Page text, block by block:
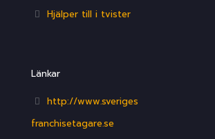
Hjälper till i tvister
Länkar
http://www.sveriges
franchisetagare.se